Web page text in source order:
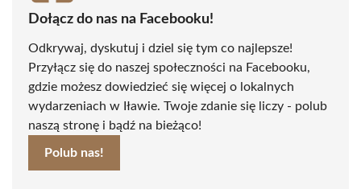
Dołącz do nas na Facebooku!
Odkrywaj, dyskutuj i dziel się tym co najlepsze!
Przyłącz się do naszej społeczności na Facebooku,
gdzie możesz dowiedzieć się więcej o lokalnych
wydarzeniach w Iławie. Twoje zdanie się liczy - polub
naszą stronę i bądź na bieżąco!
Polub nas!